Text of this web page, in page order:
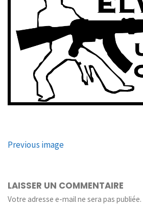
Previous image
LAISSER UN COMMENTAIRE
Votre adresse e-mail ne sera pas publiée.